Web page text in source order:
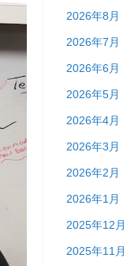
2026年8月
2026年7月
2026年6月
2026年5月
2026年4月
2026年3月
2026年2月
2026年1月
2025年12月
2025年11月